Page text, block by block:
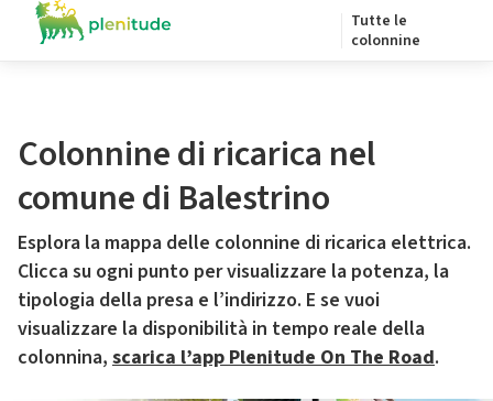
Tutte le
colonnine
Colonnine di ricarica nel
comune di Balestrino
Esplora la mappa delle colonnine di ricarica elettrica.
Clicca su ogni punto per visualizzare la potenza, la
tipologia della presa e l’indirizzo. E se vuoi
visualizzare la disponibilità in tempo reale della
colonnina, scarica l’app Plenitude On The Road.